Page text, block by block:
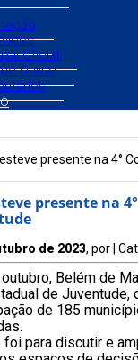
Oficial
Online
presente na 4°
presente na
de 2023, por |
Belém de
de Juventude,
de 185
para discutir e